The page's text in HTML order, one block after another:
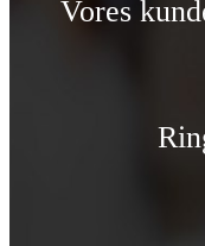
Vores